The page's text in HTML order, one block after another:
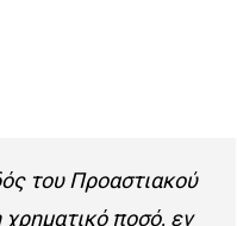
του Προαστιακού
ποσό, εν